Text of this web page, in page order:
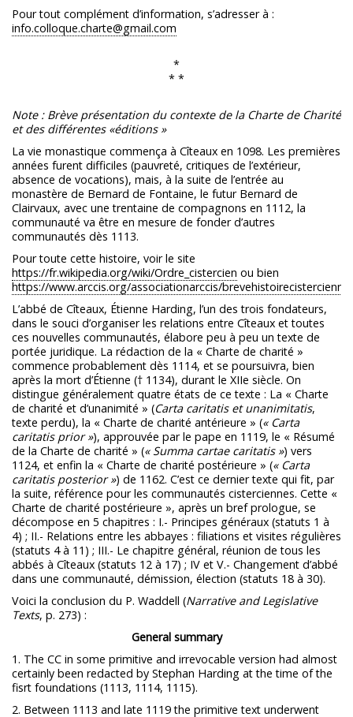
Pour tout complément d’information, s’adresser à :
info.colloque.charte@gmail.com
*
* *
Note : Brève présentation du contexte de la Charte de Charité
et des différentes «éditions »
La vie monastique commença à Cîteaux en 1098. Les premières
années furent difficiles (pauvreté, critiques de l’extérieur,
absence de vocations), mais, à la suite de l’entrée au
monastère de Bernard de Fontaine, le futur Bernard de
Clairvaux, avec une trentaine de compagnons en 1112, la
communauté va être en mesure de fonder d’autres
communautés dès 1113.
Pour toute cette histoire, voir le site
https://fr.wikipedia.org/wiki/Ordre_cistercien ou bien
https://www.arccis.org/associationarccis/
L’abbé de Cîteaux, Étienne Harding, l’un des trois fondateurs,
dans le souci d’organiser les relations entre Cîteaux et toutes
ces nouvelles communautés, élabore peu à peu un texte de
portée juridique. La rédaction de la « Charte de charité »
commence probablement dès 1114, et se poursuivra, bien
après la mort d’Étienne († 1134), durant le XIIe siècle. On
distingue généralement quatre états de ce texte : La « Charte
de charité et d’unanimité » (Carta caritatis et unanimitatis,
texte perdu), la « Charte de charité antérieure » (« Carta
caritatis prior »), approuvée par le pape en 1119, le « Résumé
de la Charte de charité » (« Summa cartae caritatis ») vers
1124, et enfin la « Charte de charité postérieure » (« Carta
caritatis posterior ») de 1162. C’est ce dernier texte qui fit, par
la suite, référence pour les communautés cisterciennes. Cette «
Charte de charité postérieure », après un bref prologue, se
décompose en 5 chapitres : I.- Principes généraux (statuts 1 à
4) ; II.- Relations entre les abbayes : filiations et visites régulières
(statuts 4 à 11) ; III.- Le chapitre général, réunion de tous les
abbés à Cîteaux (statuts 12 à 17) ; IV et V.- Changement d’abbé
dans une communauté, démission, élection (statuts 18 à 30).
Voici la conclusion du P. Waddell (Narrative and Legislative
Texts, p. 273) :
General summary
1. The CC in some primitive and irrevocable version had almost
certainly been redacted by Stephan Harding at the time of the
fisrt foundations (1113, 1114, 1115).
2. Between 1113 and late 1119 the primitive text underwent